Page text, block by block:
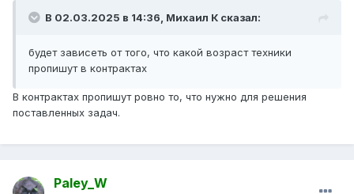
В 02.03.2025 в 14:36, Михаил К сказал:
будет зависеть от того, что какой возраст техники
пропишут в контрактах
В контрактах пропишут ровно то, что нужно для решения
поставленных задач.
Paley_W